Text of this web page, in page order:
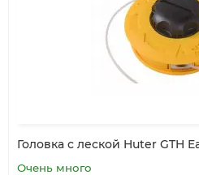
Головка с леской Huter GTH
Очень много